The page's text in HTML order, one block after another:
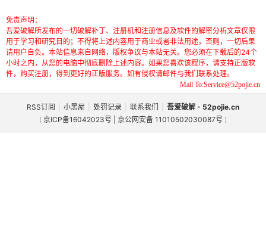
免责声明：
吾爱破解所发布的一切破解补丁、注册机和注册信息及软件的解密分析文章仅限
用于学习和研究目的；不得将上述内容用于商业或者非法用途，否则，一切后果
请用户自负。本站信息来自网络，版权争议与本站无关。您必须在下载后的24个
小时之内，从您的电脑中彻底删除上述内容。如果您喜欢该程序，请支持正版软
件，购买注册，得到更好的正版服务。如有侵权请邮件与我们联系处理。
Mail To:Service@52pojie.cn
RSS订阅 小黑屋 处罚记录 联系我们
吾爱破解 - 52pojie.cn
( 京ICP备16042023号 | 京公网安备 11010502030087号 )